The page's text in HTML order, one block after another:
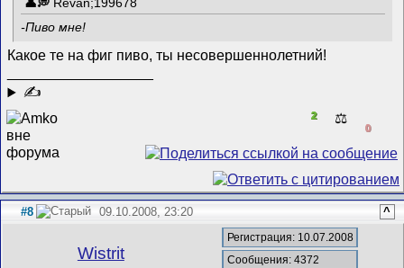
-Пиво мне!
Какое те на фиг пиво, ты несовершеннолетний!
✍
2 ⚖️
0
#8 09.10.2008, 23:20 ^
Wistrit
Регистрация: 10.07.2008
Сообщения: 4372